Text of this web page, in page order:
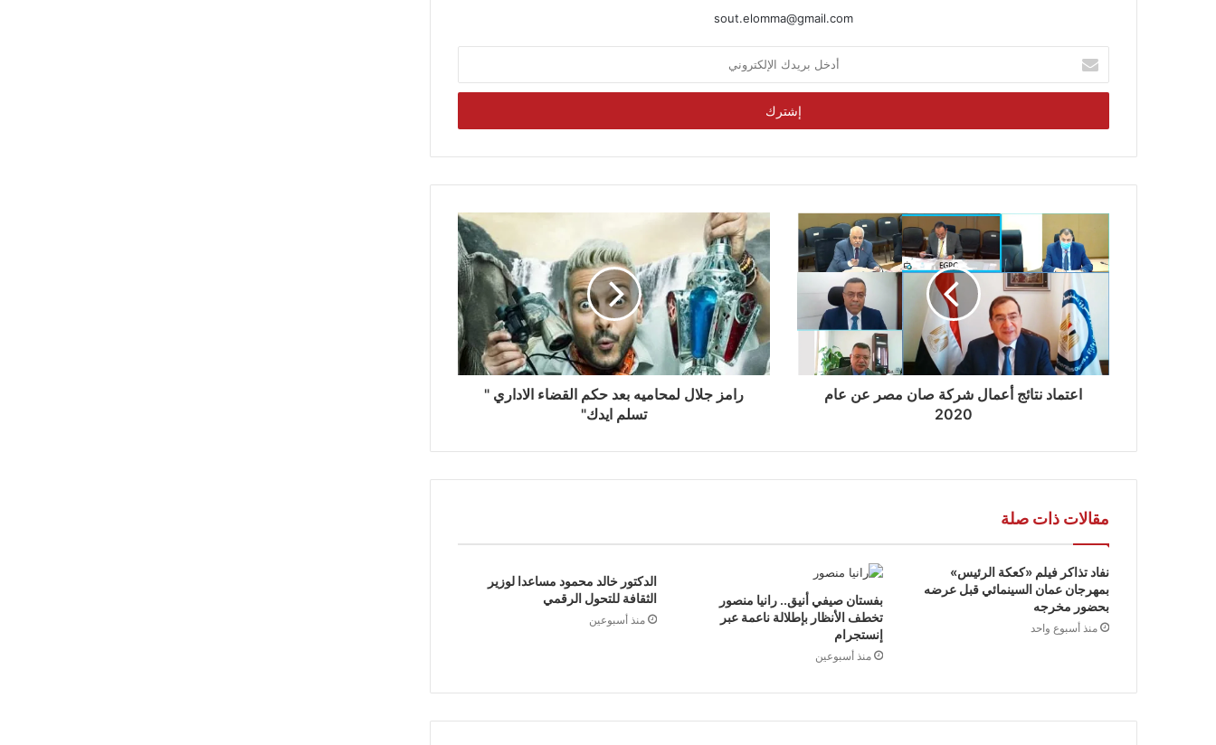
sout.elomma@gmail.com
بريدك
الإلكتروني
اعتماد نتائج أعمال شركة صان مصر عن عام
2020
رامز جلال لمحاميه بعد حكم القضاء الاداري "
تسلم ايدك"
مقالات ذات صلة
نفاد تذاكر فيلم «كعكة الرئيس»
بمهرجان عمان السينمائي قبل عرضه
بحضور مخرجه
منذ أسبوع واحد
بفستان صيفي أنيق.. رانيا منصور
تخطف الأنظار بإطلالة ناعمة عبر
إنستجرام
منذ أسبوعين
الدكتور خالد محمود مساعدا لوزير
الثقافة للتحول الرقمي
منذ أسبوعين